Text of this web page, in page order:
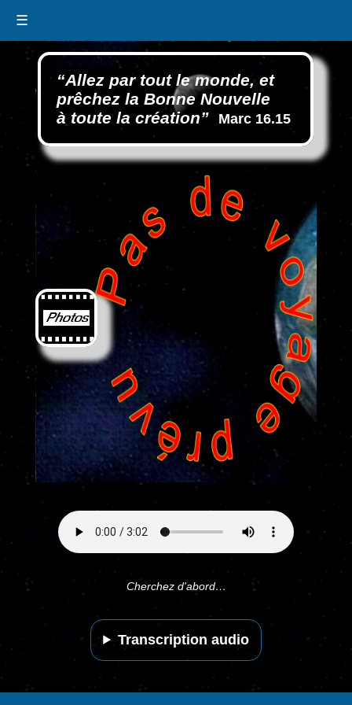
☰
“Allez par tout le monde, et
prêchez la Bonne Nouvelle
à toute la création”
Marc 16.15
Cherchez d'abord…
Transcription audio